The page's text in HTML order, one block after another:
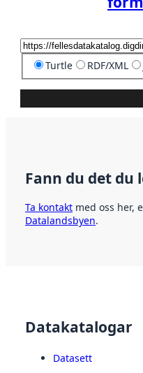
Turtle RDF/XML
Fann du det du
Ta kontakt med oss her,
Datalandsbyen.
Datakatalogar
Datasett